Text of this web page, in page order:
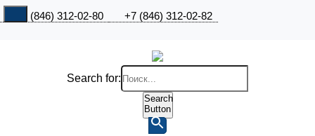
+7 (846) 312-02-80 +7 (846) 312-02-82
Search for:
Search
Button